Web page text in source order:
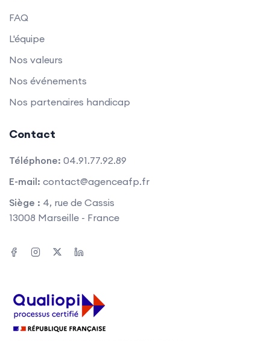
FAQ
L'équipe
Nos valeurs
Nos événements
Nos partenaires handicap
Contact
Téléphone: 04.91.77.92.89
E-mail: contact@agenceafp.fr
Siège : 4, rue de Cassis
13008 Marseille - France